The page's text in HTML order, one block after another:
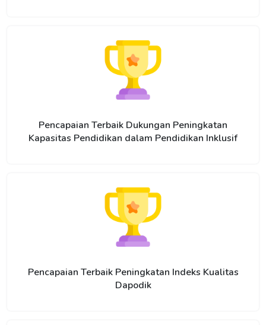
Pencapaian Terbaik Dukungan Peningkatan
Kapasitas Pendidikan dalam Pendidikan Inklusif
Pencapaian Terbaik Peningkatan Indeks Kualitas
Dapodik